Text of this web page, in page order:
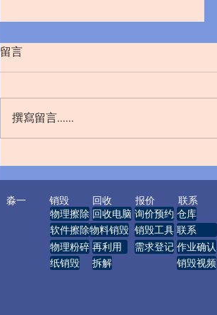
—— 规范法院涉密文件数据销
毁管理工作
留言
撰寫留言......
淼一 销毁 回收 报价 联系
物理擦除 回收电脑 询价预约 仓库
软件擦除
物理粉碎
纸销毁
物料销毁
再利用
拆解
销毁工具
需求登记
联系
作业确认
销毁视频